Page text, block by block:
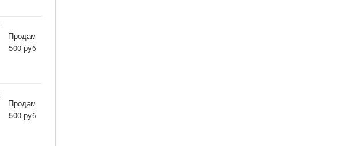
Продам
500 руб
Продам
500 руб